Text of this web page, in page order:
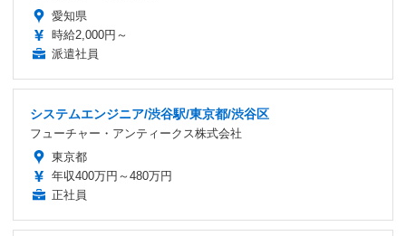
愛知県
時給2,000円～
派遣社員
システムエンジニア/渋谷駅/東京都/渋谷区
フューチャー・アンティークス株式会社
東京都
年収400万円～480万円
正社員